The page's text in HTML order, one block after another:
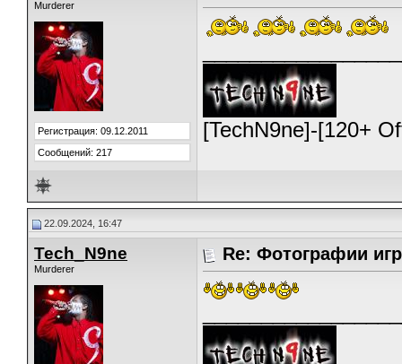
Murderer
Регистрация: 09.12.2011
Сообщений: 217
[TechN9ne]-[120+
22.09.2024, 16:47
Tech_N9ne
Murderer
Re: Фотографии